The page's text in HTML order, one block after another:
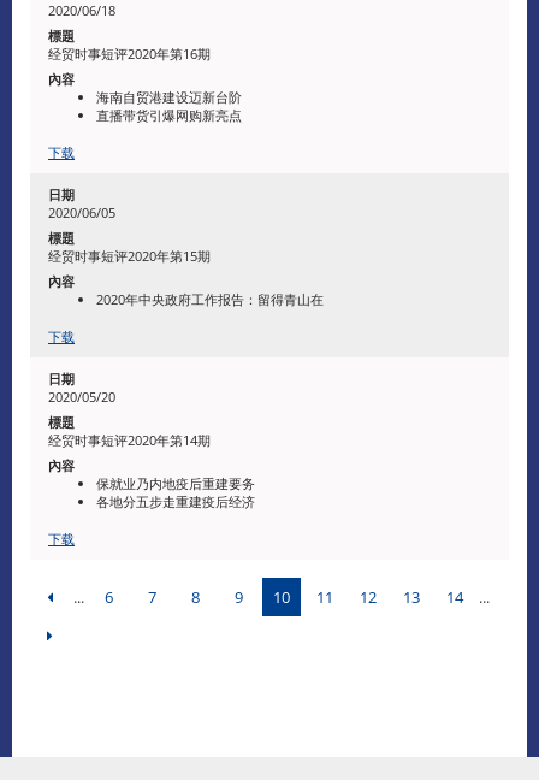
2020/06/18
经贸时事短评2020年第16期
海南自贸港建设迈新台阶
直播带货引爆网购新亮点
下载
2020/06/05
经贸时事短评2020年第15期
2020年中央政府工作报告：留得青山在
下载
2020/05/20
经贸时事短评2020年第14期
保就业乃内地疫后重建要务
各地分五步走重建疫后经济
下载
... 6 7 8 9 10 11 12 13 14 ...